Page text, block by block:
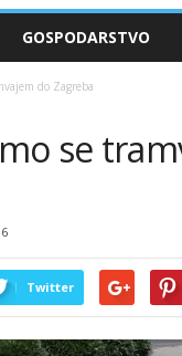
GOSPODARSTVO
do Zagreba
se
Twitter